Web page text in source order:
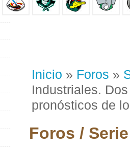
Inicio » Foros »
Industriales.
pronósticos de
Foros /